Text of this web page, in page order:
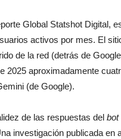
Global Statshot Digital,
activos por mes. El
de la red (detrás de
2025 aproximadamente
(de Google).
de las respuestas del bot
investigación publicada en